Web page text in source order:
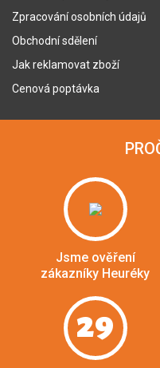
Zpracování osobních údajů
Obchodní sdělení
Jak reklamovat zboží
Cenová poptávka
Jsme ověření
zákazníky Heuréky
29